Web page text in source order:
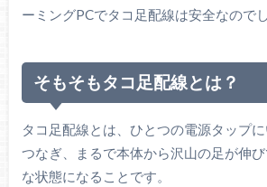
ーミングPCでタコ足配線は安全なので
そもそもタコ足配線とは？
タコ足配線とは、ひとつの電源タップ
つなぎ、まるで本体から沢山の足が伸
な状態になることです。